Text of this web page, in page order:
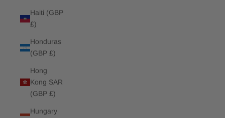
Haiti (GBP
£)
Honduras
(GBP £)
Hong
Kong SAR
(GBP £)
Hungary